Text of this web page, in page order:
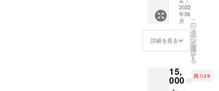
「Otta1
7-26
ハーフ
タオル
ハンカ
チ」 こ
の2種類
して返
礼品と
させて
内在住
の方は
もちろ
ん、
に特化
した
てどん
なとこ
じく京
丹後
BEATC
AMP で
「野外
でライ
い」と
いうバ
ンドと
た。ま
ずは気
軽に
VARIT.
のス
うこと
で、新
1人でも
所属
し、初
めて
VARIT.
集めた
「
HYOGO
ング
シェル
パー
カー
（今季
1stDrin
k代サー
付）】
ユナイ
テッド
2022
年06
月
詳細を見る
こ
の
リ
タ
ー
ン
を
選
択
す
る
15,
000 円
残り29